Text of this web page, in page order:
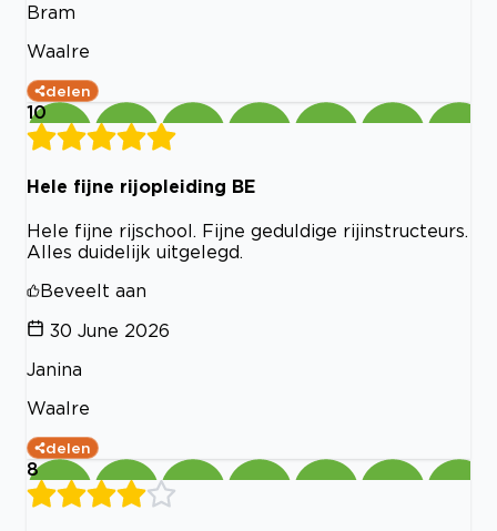
Bram
Waalre
delen
10
Hele fijne rijopleiding BE
Hele fijne rijschool. Fijne geduldige rijinstructeurs.
Alles duidelijk uitgelegd.
Beveelt aan
30 June 2026
Janina
Waalre
delen
8